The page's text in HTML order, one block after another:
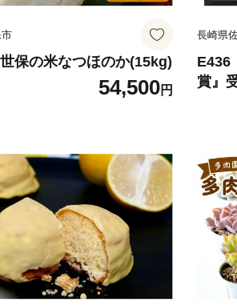
保の米なつほのか(15kg)
54,500円
長崎県
E436
賞』
ぽん